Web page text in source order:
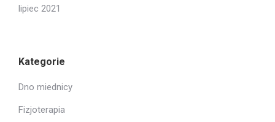
lipiec 2021
Kategorie
Dno miednicy
Fizjoterapia